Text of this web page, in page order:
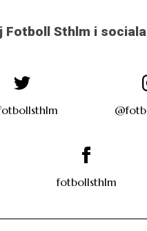
Fotboll Sthlm i
fotbollsthlm